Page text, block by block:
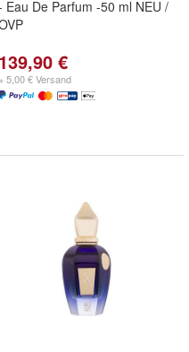
Eau De Parfum -50 ml NEU /
139,90 €
+ 5,00 € Versand